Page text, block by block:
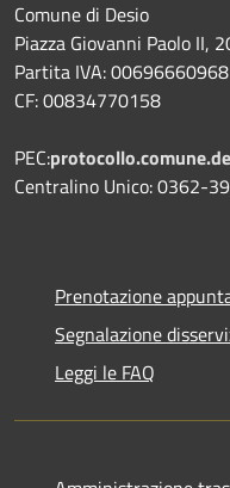
Comune di Desio
Piazza Giovanni Paolo II,
Partita IVA: 00696660968
CF: 00834770158
PEC:
Centralino Unico: 0362-
Prenotazione
Segnalazione
Leggi le FAQ